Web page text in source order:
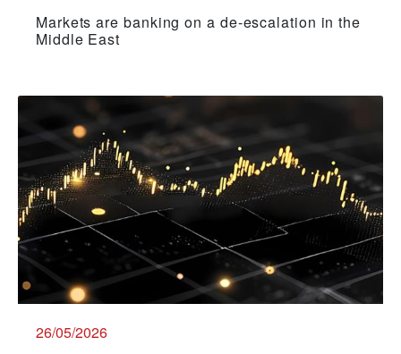
Markets are banking on a de-escalation in the
Middle East
26/05/2026